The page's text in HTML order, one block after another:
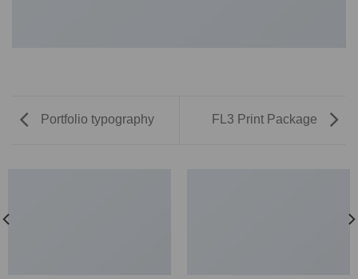
Portfolio typography FL3 Print Package